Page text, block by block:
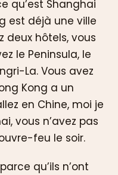
qu’est Shanghai
est déjà une ville
deux hôtels, vous
le Peninsula, le
La. Vous avez
Kong a un
en Chine, moi je
vous n’avez pas
feu le soir.
qu’ils n’ont